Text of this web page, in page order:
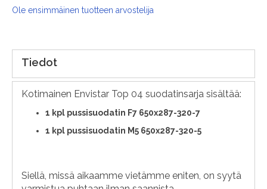
Ole ensimmäinen tuotteen arvostelija
Tiedot
Kotimainen Envistar Top 04 suodatinsarja sisältää:
1 kpl pussisuodatin F7 650x287-320-7
1 kpl pussisuodatin M5 650x287-320-5
Siellä, missä aikaamme vietämme eniten, on syytä